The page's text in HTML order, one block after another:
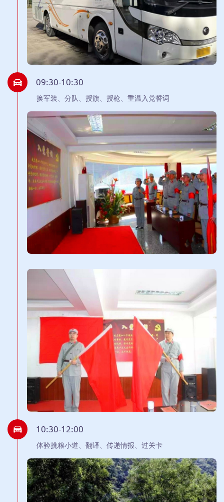
09:30-10:30
换军装、分队、授旗、授枪、重温入党誓词
10:30-12:00
体验挑粮小道、翻译、传递情报、过关卡